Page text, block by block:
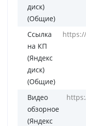
диск)
(Общие)
Ссылка
на КП
(Яндекс
диск)
(Общие)
Видео
обзорное
(Яндекс